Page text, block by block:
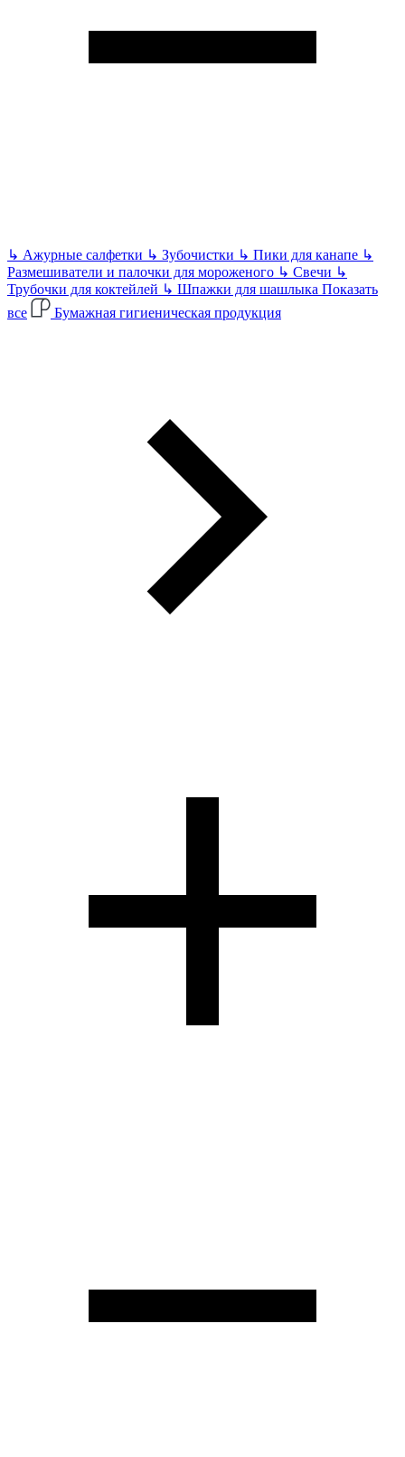
↳ Ажурные салфетки ↳ Зубочистки ↳ Пики для канапе ↳
Размешиватели и палочки для мороженого ↳ Свечи ↳
Трубочки для коктейлей ↳ Шпажки для шашлыка Показать
все
Бумажная гигиеническая продукция